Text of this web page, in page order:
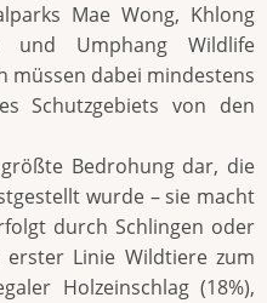
Mae Wong, Khlong
und Umphang Wildlife
müssen dabei mindestens
Schutzgebiets von den
Bedrohung dar, die
wurde – sie macht
durch Schlingen oder
Linie Wildtiere zum
Holzeinschlag (18%),